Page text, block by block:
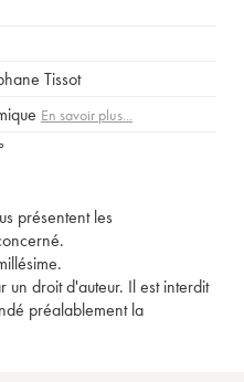
Tissot
En savoir plus...
présentent les
un droit d'auteur. Il est interdit
préalablement la